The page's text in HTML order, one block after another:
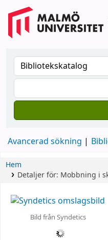
Avancerad sökning
Hem
Detaljer för: Mobbning i
Bild från Syndetics